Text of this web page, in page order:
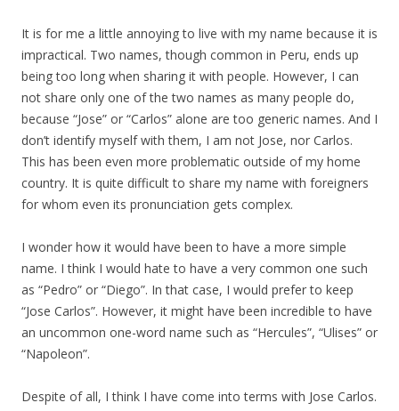
It is for me a little annoying to live with my name because it is
impractical. Two names, though common in Peru, ends up
being too long when sharing it with people. However, I can
not share only one of the two names as many people do,
because “Jose” or “Carlos” alone are too generic names. And I
don’t identify myself with them, I am not Jose, nor Carlos.
This has been even more problematic outside of my home
country. It is quite difficult to share my name with foreigners
for whom even its pronunciation gets complex.
I wonder how it would have been to have a more simple
name. I think I would hate to have a very common one such
as “Pedro” or “Diego”. In that case, I would prefer to keep
“Jose Carlos”. However, it might have been incredible to have
an uncommon one-word name such as “Hercules”, “Ulises” or
“Napoleon”.
Despite of all, I think I have come into terms with Jose Carlos.